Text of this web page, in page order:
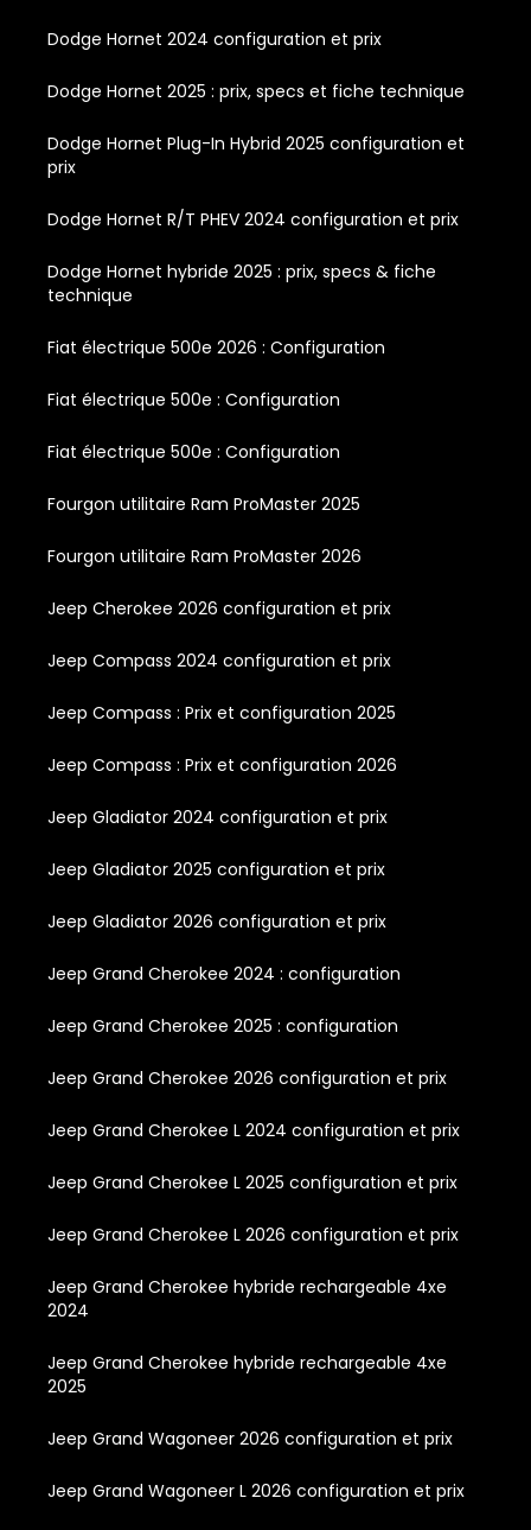
Dodge Hornet 2024 configuration et prix
Dodge Hornet 2025 : prix, specs et fiche technique
Dodge Hornet Plug-In Hybrid 2025 configuration et
prix
Dodge Hornet R/T PHEV 2024 configuration et prix
Dodge Hornet hybride 2025 : prix, specs & fiche
technique
Fiat électrique 500e 2026 : Configuration
Fiat électrique 500e : Configuration
Fiat électrique 500e : Configuration
Fourgon utilitaire Ram ProMaster 2025
Fourgon utilitaire Ram ProMaster 2026
Jeep Cherokee 2026 configuration et prix
Jeep Compass 2024 configuration et prix
Jeep Compass : Prix et configuration 2025
Jeep Compass : Prix et configuration 2026
Jeep Gladiator 2024 configuration et prix
Jeep Gladiator 2025 configuration et prix
Jeep Gladiator 2026 configuration et prix
Jeep Grand Cherokee 2024 : configuration
Jeep Grand Cherokee 2025 : configuration
Jeep Grand Cherokee 2026 configuration et prix
Jeep Grand Cherokee L 2024 configuration et prix
Jeep Grand Cherokee L 2025 configuration et prix
Jeep Grand Cherokee L 2026 configuration et prix
Jeep Grand Cherokee hybride rechargeable 4xe
2024
Jeep Grand Cherokee hybride rechargeable 4xe
2025
Jeep Grand Wagoneer 2026 configuration et prix
Jeep Grand Wagoneer L 2026 configuration et prix